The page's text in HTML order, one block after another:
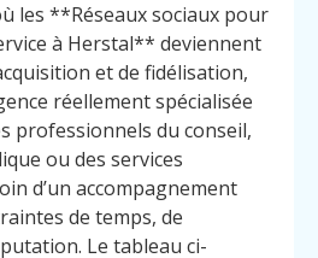
les **Réseaux sociaux pour
à Herstal** deviennent
et de fidélisation,
réellement spécialisée
professionnels du conseil,
ou des services
d’un accompagnement
de temps, de
Le tableau ci-